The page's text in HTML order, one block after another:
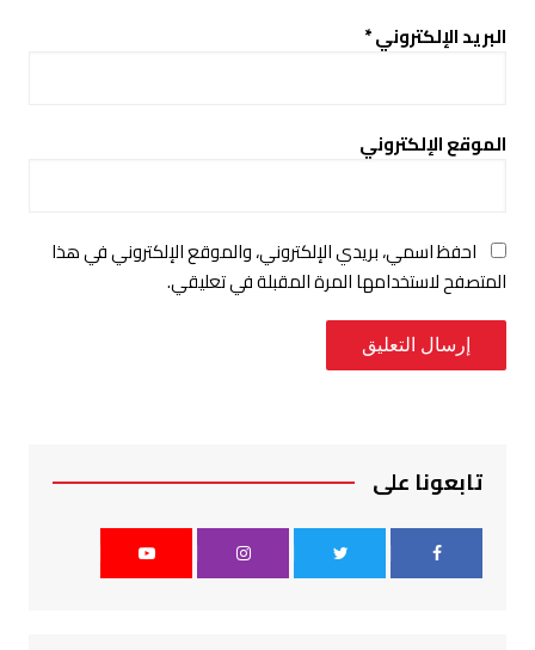
البريد الإلكتروني*
الموقع الإلكتروني
احفظ اسمي، بريدي الإلكتروني، والموقع الإلكتروني في هذا
المتصفح لاستخدامها المرة المقبلة في تعليقي.
تابعونا على